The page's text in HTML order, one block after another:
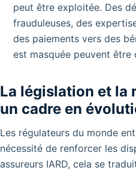
peut être exploitée. Des
frauduleuses, des
des paiements vers des
est masquée peuvent être
La législation et la
un cadre en
Les régulateurs du monde
nécessité de renforcer les
assureurs IARD, cela se